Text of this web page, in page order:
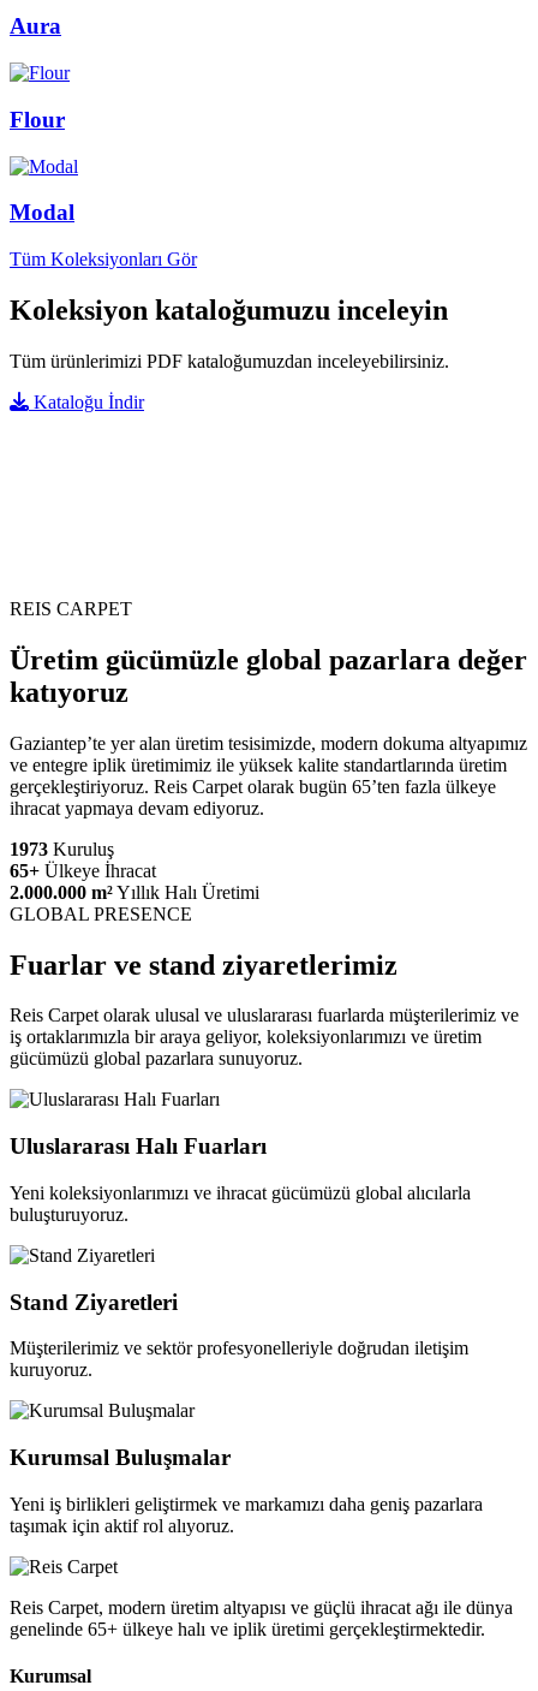
Aura
Flour
Modal
Tüm Koleksiyonları Gör
Koleksiyon kataloğumuzu inceleyin
Tüm ürünlerimizi PDF kataloğumuzdan inceleyebilirsiniz.
Kataloğu İndir
REIS CARPET
Üretim gücümüzle global pazarlara değer
katıyoruz
Gaziantep’te yer alan üretim tesisimizde, modern dokuma altyapımız
ve entegre iplik üretimimiz ile yüksek kalite standartlarında üretim
gerçekleştiriyoruz. Reis Carpet olarak bugün 65’ten fazla ülkeye
ihracat yapmaya devam ediyoruz.
1973 Kuruluş
65+ Ülkeye İhracat
2.000.000 m²Yıllık Halı Üretimi
GLOBAL PRESENCE
Fuarlar ve stand ziyaretlerimiz
Reis Carpet olarak ulusal ve uluslararası fuarlarda müşterilerimiz ve
iş ortaklarımızla bir araya geliyor, koleksiyonlarımızı ve üretim
gücümüzü global pazarlara sunuyoruz.
Uluslararası Halı Fuarları
Yeni koleksiyonlarımızı ve ihracat gücümüzü global alıcılarla
buluşturuyoruz.
Stand Ziyaretleri
Müşterilerimiz ve sektör profesyonelleriyle doğrudan iletişim
kuruyoruz.
Kurumsal Buluşmalar
Yeni iş birlikleri geliştirmek ve markamızı daha geniş pazarlara
taşımak için aktif rol alıyoruz.
Reis Carpet, modern üretim altyapısı ve güçlü ihracat ağı ile dünya
genelinde 65+ ülkeye halı ve iplik üretimi gerçekleştirmektedir.
Kurumsal